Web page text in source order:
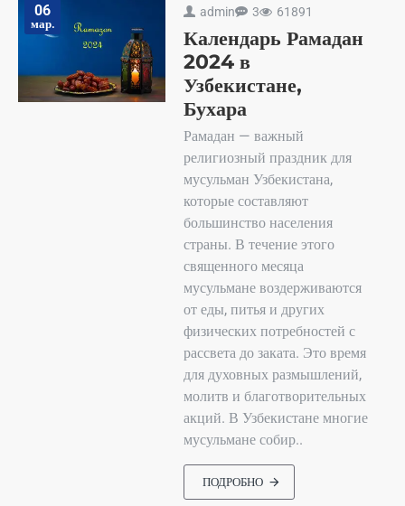
06
мар.
admin 3 61891
Календарь Рамадан
2024 в
Узбекистане,
Бухара
Рамадан — важный
религиозный праздник для
мусульман Узбекистана,
которые составляют
большинство населения
страны. В течение этого
священного месяца
мусульмане воздерживаются
от еды, питья и других
физических потребностей с
рассвета до заката. Это время
для духовных размышлений,
молитв и благотворительных
акций. В Узбекистане многие
мусульмане собир..
ПОДРОБНО